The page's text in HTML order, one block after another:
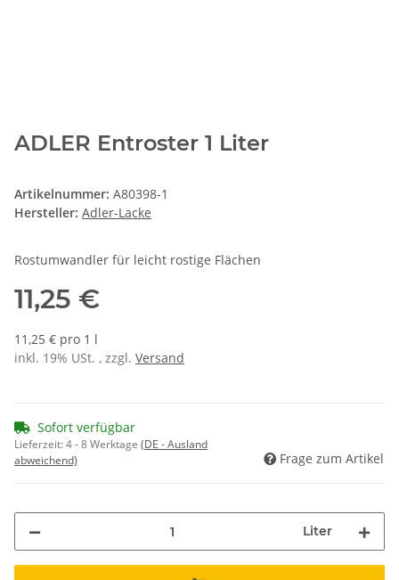
ADLER Entroster 1 Liter
Artikelnummer: A80398-1
Hersteller: Adler-Lacke
Rostumwandler für leicht rostige Flächen
11,25 €
11,25 € pro 1 l
inkl. 19% USt. , zzgl. Versand
Sofort verfügbar
Lieferzeit:4 - 8 Werktage (DE - Ausland
abweichend)
Frage zum Artikel
Liter